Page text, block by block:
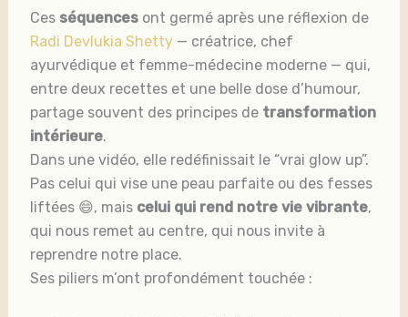
Ces séquences ont germé après une réflexion de
Radi Devlukia Shetty— créatrice, chef
ayurvédique et femme-médecine moderne — qui,
entre deux recettes et une belle dose d’humour,
partage souvent des principes de transformation
intérieure.
Dans une vidéo, elle redéfinissait le “vrai glow up”.
Pas celui qui vise une peau parfaite ou des fesses
liftées 😄, mais celui qui rend notre vie vibrante,
qui nous remet au centre, qui nous invite à
reprendre notre place.
Ses piliers m’ont profondément touchée :